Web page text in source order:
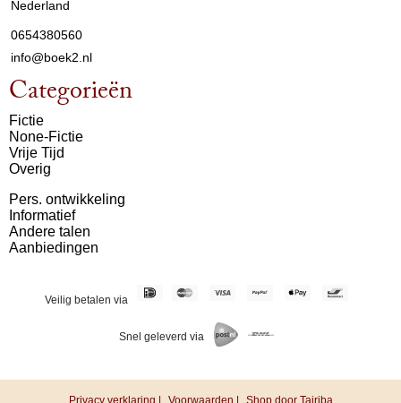
Nederland
0654380560
info@boek2.nl
Categorieën
Fictie
None-Fictie
Vrije Tijd
Overig
Pers. ontwikkeling
Informatief
Andere talen
Aanbiedingen
Veilig betalen via
Snel geleverd via
Privacy verklaring | Voorwaarden | Shop door Tajriba